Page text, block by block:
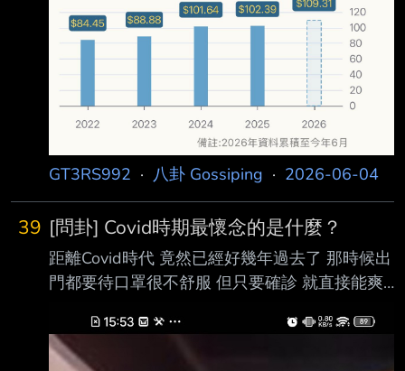
中都有修正了 不知道何時換台北
GT3RS992 · 八卦 Gossiping · 2026-06-04
39 [問卦] Covid時期最懷念的是什麼？
距離Covid時代 竟然已經好幾年過去了 那時候出
門都要待口罩很不舒服 但只要確診 就直接能爽
魚超爽的 想問問COVID時期大家有沒有最懷念
的東西？ -- 看到這又想到每天會開什麼記者會